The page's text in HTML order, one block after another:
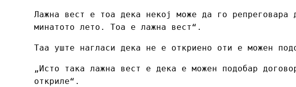
Лажна вест е тоа дека некој може да го репреговара
минатото лето. Тоа е лажна вест“.
Таа уште нагласи дека не е откриено оти е можен
„Исто така лажна вест е дека е можен подобар
откриле“.